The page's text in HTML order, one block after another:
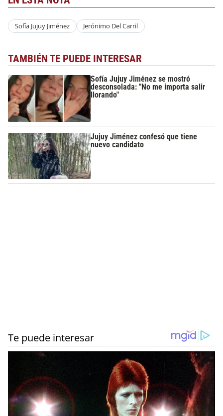
Sofía Jujuy Jiménez Jerónimo Del Carril
TAMBIÉN TE PUEDE INTERESAR
Sofía Jujuy Jiménez se mostró
desconsolada: "No me importa salir
llorando"
Jujuy Jiménez confesó que tiene
nuevo candidato